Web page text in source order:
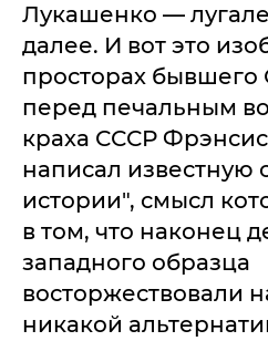
Лукашенко —
далее. И вот это
просторах бывшего
перед печальным
краха СССР
написал известную
истории", смысл
в том, что наконец
западного образца
восторжествовали
никакой